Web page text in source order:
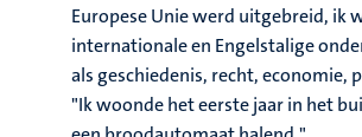
Europese Unie werd uitgebreid, ik
internationale en Engelstalige
als geschiedenis, recht, economie,
"Ik woonde het eerste jaar in het